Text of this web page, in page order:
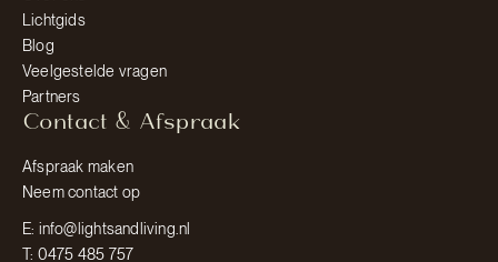
Lichtgids
Blog
Veelgestelde vragen
Partners
Contact & Afspraak
Afspraak maken
Neem contact op
E: info@lightsandliving.nl
T: 0475 485 757